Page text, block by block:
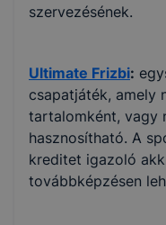
szervezésének.
Ultimate Frizbi:
csapatjáték, amely
tartalomként, vagy
hasznosítható. A
kreditet igazoló
továbbképzésen